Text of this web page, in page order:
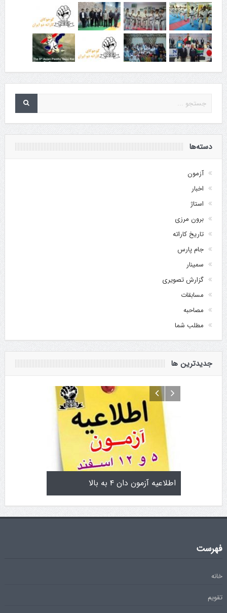
دسته‌ها
آزمون
اخبار
استاژ
برون مرزی
تاریخ کاراته
جام پارس
سمینار
گزارش تصویری
مسابقات
مصاحبه
مطلب شما
جدیدترین ها
اطلاعیه آزمون دان ۴ تولد کایچو سن سی گوگن یاماگوچی
فهرست
خانه
تقویم